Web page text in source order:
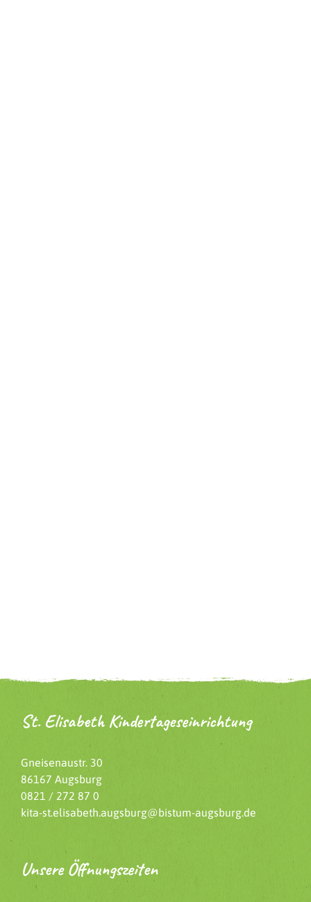
St. Elisabeth Kindertageseinrichtung
Gneisenaustr. 30
86167 Augsburg
0821 / 272 87 0
kita-st.elisabeth.augsburg@bistum-augsburg.de
Unsere Öffnungszeiten